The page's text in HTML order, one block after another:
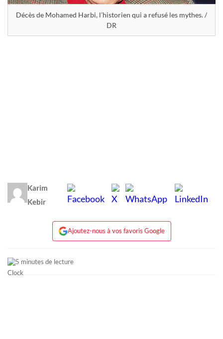
Décès de Mohamed Harbi, l’historien qui a refusé les mythes. /
DR
Karim
Kebir
Ajoutez-nous à vos favoris Google
5 minutes de lecture